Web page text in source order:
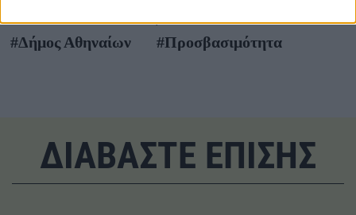
#Δήμος Αθηναίων
#Προσβασιμότητα
ΔΙΑΒΑΣΤΕ ΕΠΙΣΗΣ